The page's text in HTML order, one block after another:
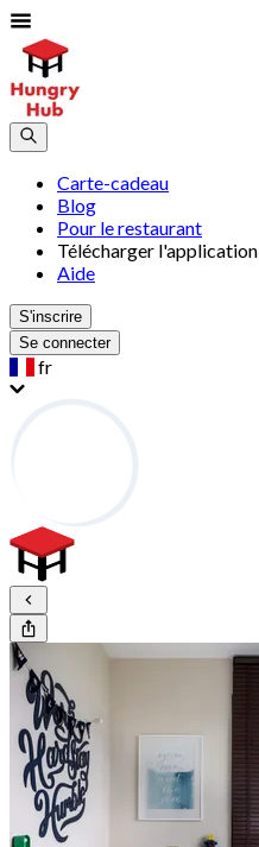
Carte-cadeau
Blog
Pour le restaurant
Télécharger l'application
Aide
S'inscrire
Se connecter
fr